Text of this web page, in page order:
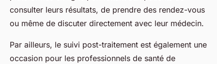
consulter leurs résultats, de prendre des rendez-vous
ou même de discuter directement avec leur médecin.
Par ailleurs, le suivi post-traitement est également une
occasion pour les professionnels de santé de